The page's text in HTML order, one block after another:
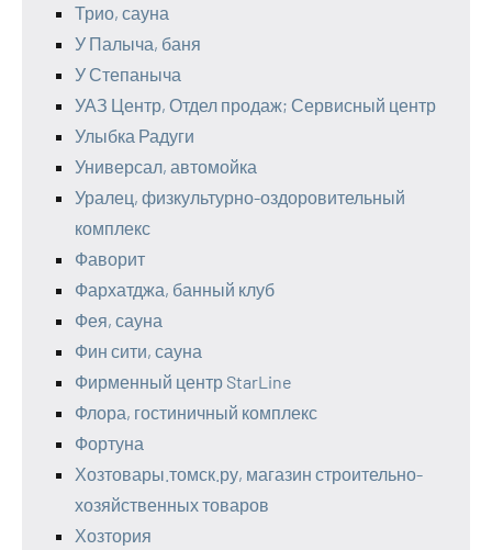
Трио, сауна
У Палыча, баня
У Степаныча
УАЗ Центр, Отдел продаж; Сервисный центр
Улыбка Радуги
Универсал, автомойка
Уралец, физкультурно-оздоровительный
комплекс
Фаворит
Фархатджа, банный клуб
Фея, сауна
Фин сити, сауна
Фирменный центр StarLine
Флора, гостиничный комплекс
Фортуна
Хозтовары.томск.ру, магазин строительно-
хозяйственных товаров
Хозтория